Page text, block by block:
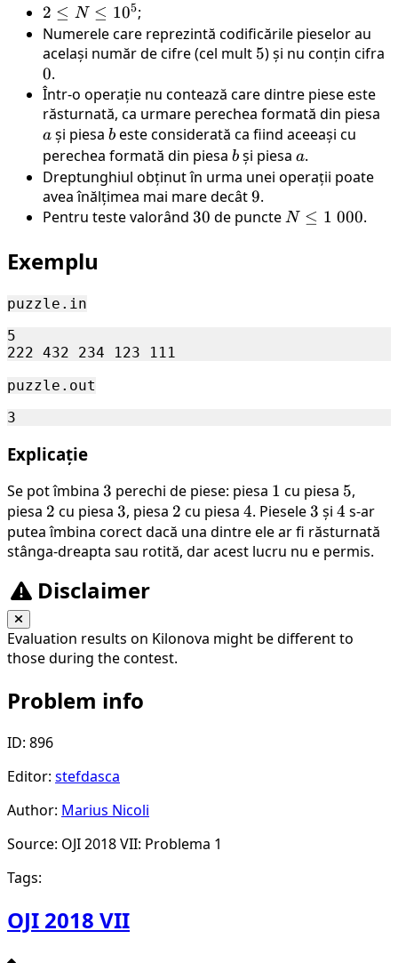
2
\leq
N
\leq
10^5
2 ≤ N ≤ 105;
Numerele care reprezintă codificările pieselor au
același număr de cifre (cel mult 5
5) și nu conțin cifra
0.
Într-o operație nu contează care dintre piese este
răsturnată, ca urmare perechea formată din piesa
a și piesa b
b este considerată ca fiind aceeași cu
perechea formată din piesa b
b și piesa a
a.
Dreptunghiul obținut în urma unei operații poate
avea înălțimea mai mare decât9
9.
Pentru teste valorând 30
30 de puncteN
N ≤ 1 000.
Exemplu
puzzle.in
5
puzzle.out
Explicație
Se pot îmbina 3
3 perechi de piese: piesa 1
1 cu piesa 5
5,
piesa 2
2 cu piesa 3
3, piesa 2
2 cu piesa 4
4. Piesele3
3 și 4
4 s-ar
putea îmbina corect dacă una dintre ele ar fi răsturnată
stânga-dreapta sau rotită, dar acest lucru nu e permis.
Disclaimer
Evaluation results on Kilonova might be different to
those during the contest.
Problem info
ID: 896
Editor: stefdasca
Author: Marius Nicoli
Source: OJI 2018 VII: Problema 1
Tags:
OJI 2018 VII